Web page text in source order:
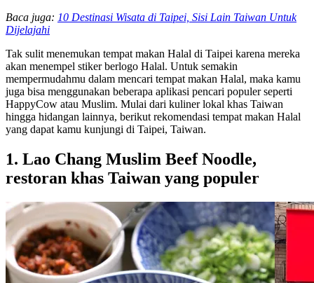
Baca juga: 10 Destinasi Wisata di Taipei, Sisi Lain Taiwan Untuk
Dijelajahi
Tak sulit menemukan tempat makan Halal di Taipei karena mereka
akan menempel stiker berlogo Halal. Untuk semakin
mempermudahmu dalam mencari tempat makan Halal, maka kamu
juga bisa menggunakan beberapa aplikasi pencari populer seperti
HappyCow atau Muslim. Mulai dari kuliner lokal khas Taiwan
hingga hidangan lainnya, berikut rekomendasi tempat makan Halal
yang dapat kamu kunjungi di Taipei, Taiwan.
1. Lao Chang Muslim Beef Noodle,
restoran khas Taiwan yang populer